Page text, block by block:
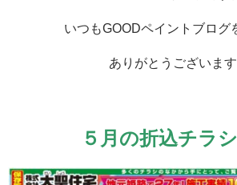
いつもGOODペイントブログ
ありがとうございます
５月の折込チラシ